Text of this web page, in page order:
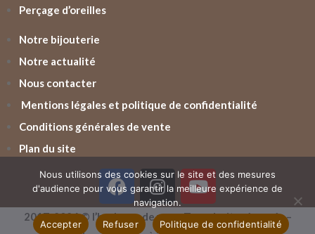
Perçage d’oreilles
Notre bijouterie
Notre actualité
Nous contacter
Mentions légales et politique de confidentialité
Conditions générales de vente
Plan du site
2017-2026 © l’horloger de vern. Tous droits réservés –
Nous utilisons des cookies sur le site et des mesures
d'audience pour vous garantir la meilleure expérience de
navigation.
Accepter
Refuser Politique de confidentialité